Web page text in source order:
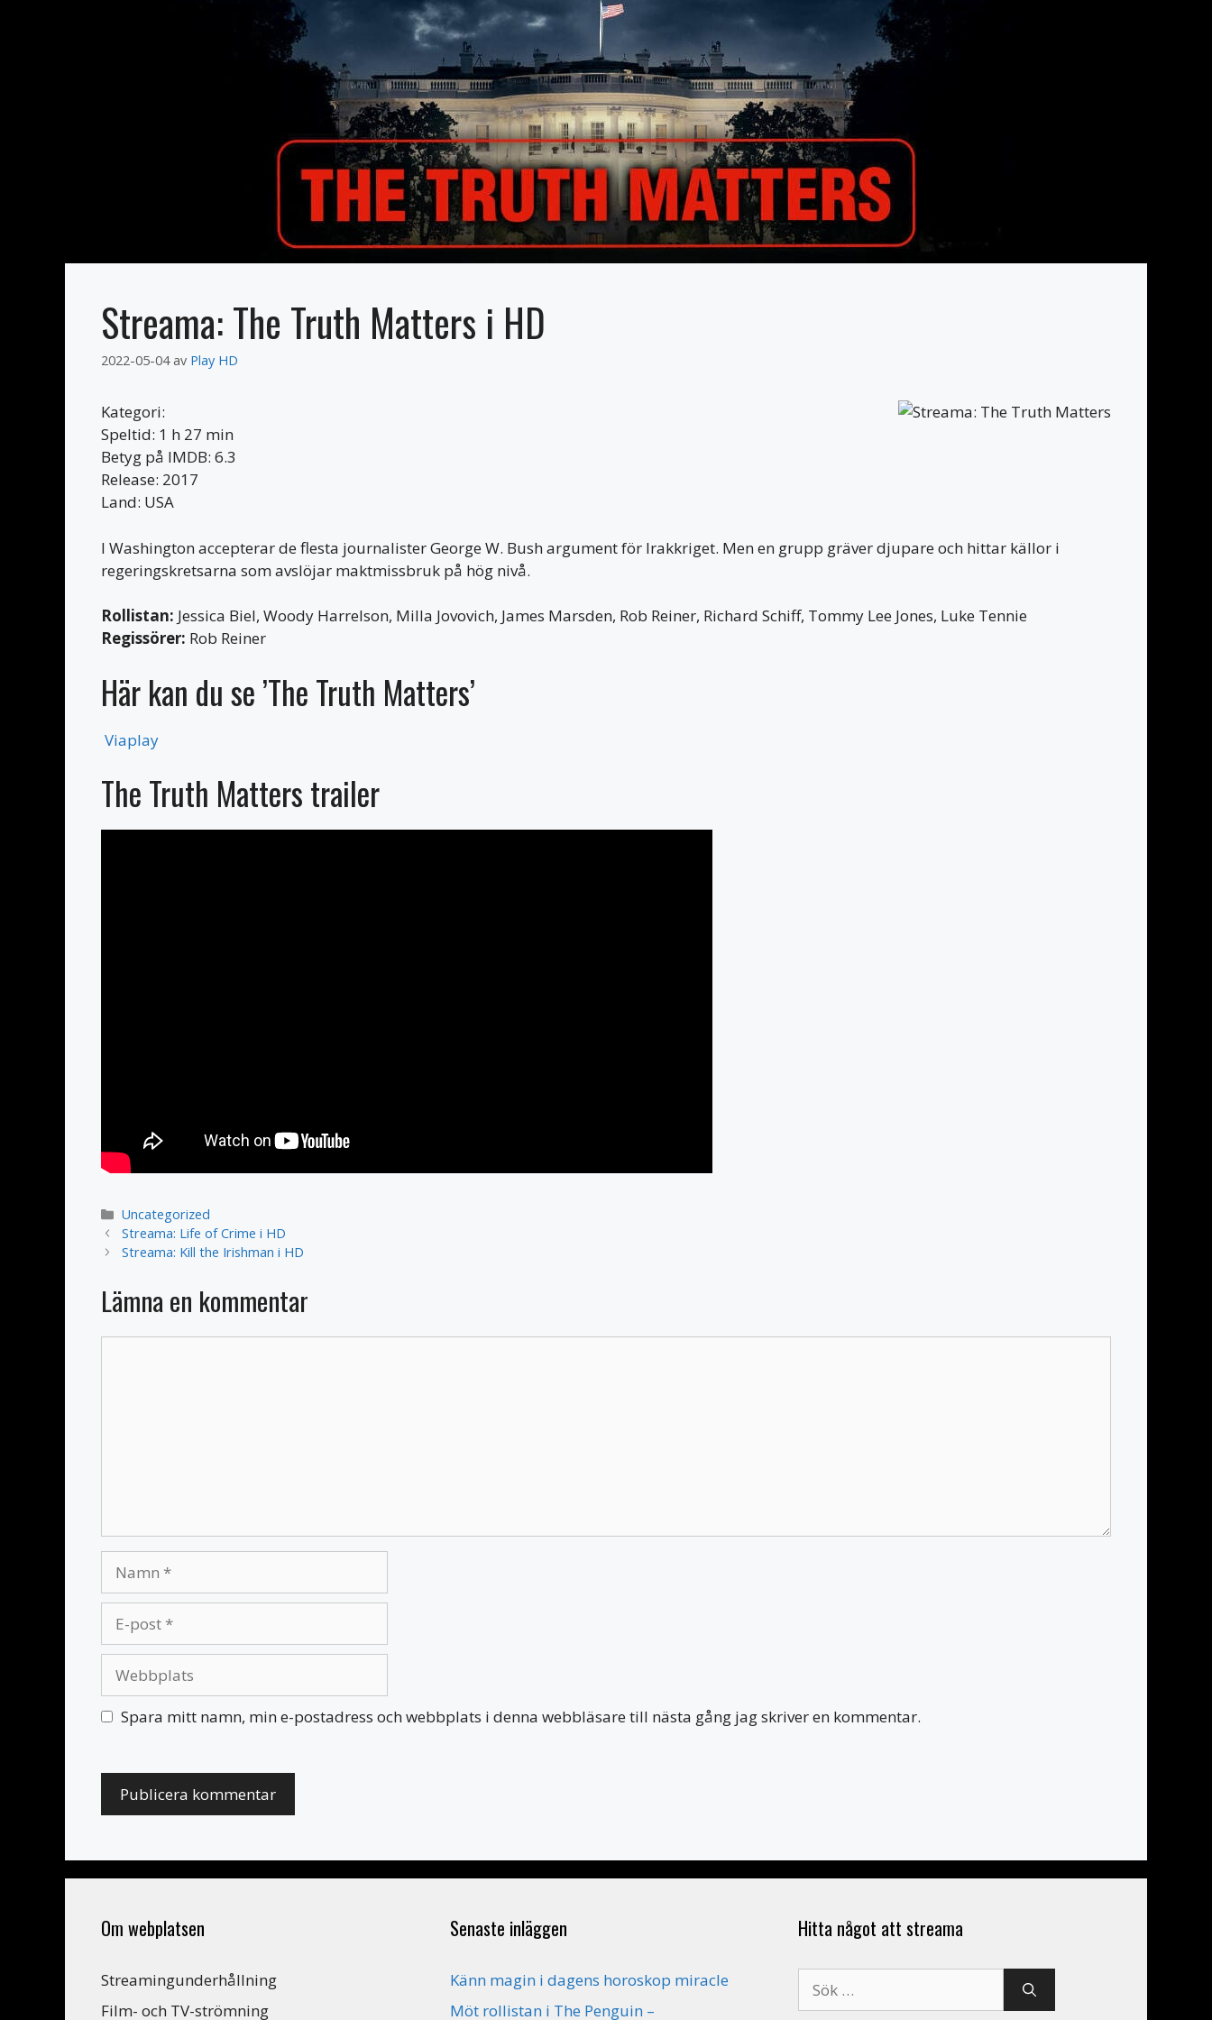
Streama: The Truth Matters i HD
2022-05-04 av Play HD
Kategori:
Speltid: 1 h 27 min
Betyg på IMDB: 6.3
Release: 2017
Land: USA
I Washington accepterar de flesta journalister George W. Bush argument för Irakkriget. Men en grupp gräver djupare och hittar källor i
regeringskretsarna som avslöjar maktmissbruk på hög nivå.
Rollistan: Jessica Biel, Woody Harrelson, Milla Jovovich, James Marsden, Rob Reiner, Richard Schiff, Tommy Lee Jones, Luke Tennie
Regissörer: Rob Reiner
Här kan du se ’The Truth Matters’
Viaplay
The Truth Matters trailer
Kategorier
Uncategorized
Streama: Life of Crime i HD
Streama: Kill the Irishman i HD
Lämna en kommentar
post
Spara mitt namn, min e-postadress och webbplats i denna webbläsare till nästa gång jag skriver en kommentar.
Om webplatsen
Streamingunderhållning
Film- och TV-strömning
Senaste inläggen
Känn magin i dagens horoskop miracle
Möt rollistan i The Penguin –
Hitta något att streama
efter: